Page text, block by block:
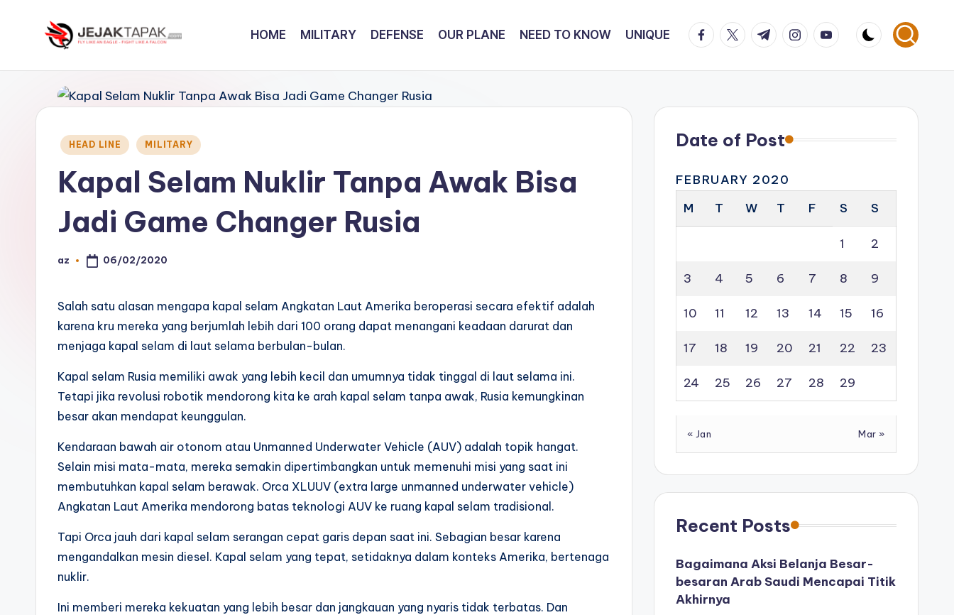
J
Like
An
Like
Falcon
HOME MILITARY DEFENSE OUR PLANE NEED TO KNOW UNIQUE facebook.com
twitter.com
t.me instagram.com
youtube.com
Posted
HEAD LINE MILITARY
Kapal Selam Nuklir Tanpa Awak Bisa
Jadi Game Changer Rusia
Posted
az 06/02/2020
Salah satu alasan mengapa kapal selam Angkatan Laut Amerika beroperasi secara efektif adalah
karena kru mereka yang berjumlah lebih dari 100 orang dapat menangani keadaan darurat dan
menjaga kapal selam di laut selama berbulan-bulan.
Kapal selam Rusia memiliki awak yang lebih kecil dan umumnya tidak tinggal di laut selama ini.
Tetapi jika revolusi robotik mendorong kita ke arah kapal selam tanpa awak, Rusia kemungkinan
besar akan mendapat keunggulan.
Kendaraan bawah air otonom atau Unmanned Underwater Vehicle (AUV) adalah topik hangat.
Selain misi mata-mata, mereka semakin dipertimbangkan untuk memenuhi misi yang saat ini
membutuhkan kapal selam berawak. Orca XLUUV (extra large unmanned underwater vehicle)
Angkatan Laut Amerika mendorong batas teknologi AUV ke ruang kapal selam tradisional.
Tapi Orca jauh dari kapal selam serangan cepat garis depan saat ini. Sebagian besar karena
mengandalkan mesin diesel. Kapal selam yang tepat, setidaknya dalam konteks Amerika, bertenaga
nuklir.
Ini memberi mereka kekuatan yang lebih besar dan jangkauan yang nyaris tidak terbatas. Dan
Date of Post
FEBRUARY 2020
M
T W T F S S
1 2
3 4 5 6 7 8 9
10 11 12 13 14 15 16
17 18 19 20 21 22 23
24 25 26 27 28 29
« Jan Mar »
Recent Posts
Bagaimana Aksi Belanja Besar-
besaran Arab Saudi Mencapai Titik
Akhirnya